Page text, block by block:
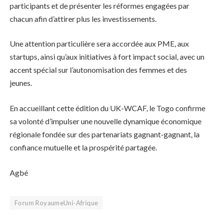
participants et de présenter les réformes engagées par
chacun afin d’attirer plus les investissements.
Une attention particulière sera accordée aux PME, aux
startups, ainsi qu’aux initiatives à fort impact social, avec un
accent spécial sur l’autonomisation des femmes et des
jeunes.
En accueillant cette édition du UK-WCAF, le Togo confirme
sa volonté d’impulser une nouvelle dynamique économique
régionale fondée sur des partenariats gagnant-gagnant, la
confiance mutuelle et la prospérité partagée.
Agbé
Forum RoyaumeUni-Afrique